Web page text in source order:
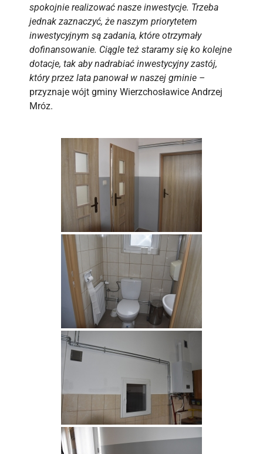
spokojnie realizować nasze inwestycje. Trzeba
jednak zaznaczyć, że naszym priorytetem
inwestycyjnym są zadania, które otrzymały
dofinansowanie. Ciągle też staramy się ko kolejne
dotacje, tak aby nadrabiać inwestycyjny zastój,
który przez lata panował w naszej gminie –
przyznaje wójt gminy Wierzchosławice Andrzej
Mróz.